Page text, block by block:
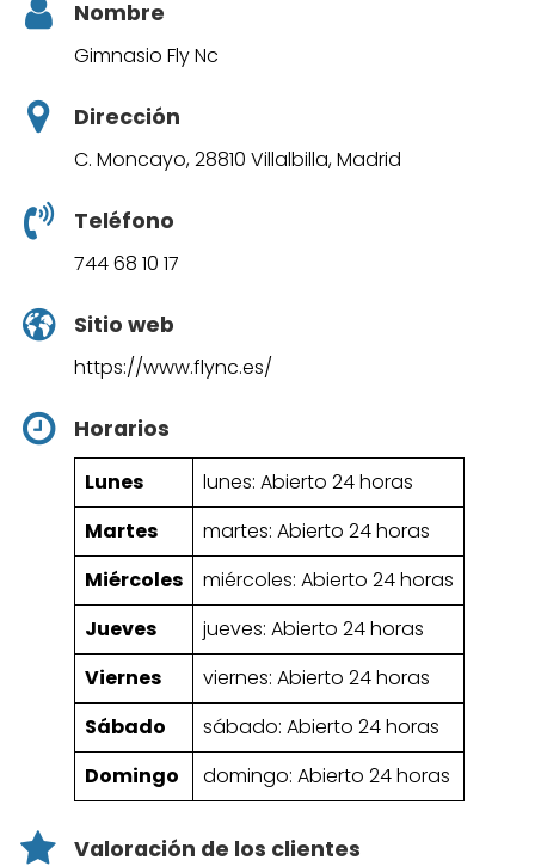
Nombre
Gimnasio Fly Nc
Dirección
C. Moncayo, 28810 Villalbilla, Madrid
Teléfono
744 68 10 17
Sitio web
https://www.flync.es/
Horarios
Lunes
lunes: Abierto 24 horas
Martes
martes: Abierto 24 horas
Miércoles
miércoles: Abierto 24 horas
Jueves
jueves: Abierto 24 horas
Viernes
viernes: Abierto 24 horas
Sábado
sábado: Abierto 24 horas
Domingo
domingo: Abierto 24 horas
Valoración de los clientes